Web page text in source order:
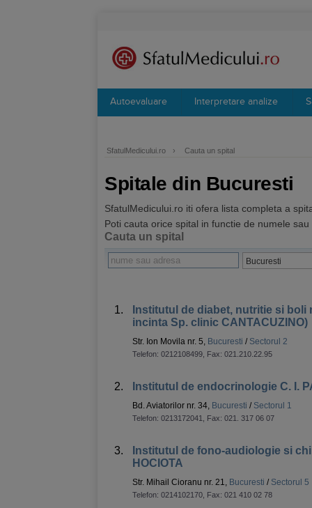
Autoevaluare Interpretare analize
SfatulMedicului.ro › Cauta un spital
Spitale din Bucuresti
SfatulMedicului.ro iti ofera lista completa a
Poti cauta orice spital in functie de numele
Cauta un spital
1.
Institutul de diabet, nutritie si boli
incinta Sp. clinic CANTACUZINO)
Str. Ion Movila nr. 5, Bucuresti / Sectorul 2
Telefon: 0212108499 , Fax: 021.210.22.95
2. Institutul de endocrinologie C. I.
Bd. Aviatorilor nr. 34, Bucuresti / Sectorul 1
Telefon: 0213172041 , Fax: 021. 317 06 07
3.
Institutul de fono-audiologie si
HOCIOTA
Str. Mihail Cioranu nr. 21, Bucuresti / Sectorul 5
Telefon: 0214102170 , Fax: 021 410 02 78